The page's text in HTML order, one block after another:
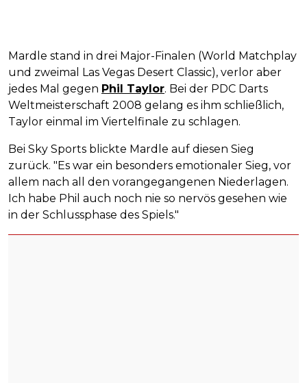
Mardle stand in drei Major-Finalen (World Matchplay
und zweimal Las Vegas Desert Classic), verlor aber
jedes Mal gegen Phil Taylor. Bei der PDC Darts
Weltmeisterschaft 2008 gelang es ihm schließlich,
Taylor einmal im Viertelfinale zu schlagen.
Bei Sky Sports blickte Mardle auf diesen Sieg
zurück. "Es war ein besonders emotionaler Sieg, vor
allem nach all den vorangegangenen Niederlagen.
Ich habe Phil auch noch nie so nervös gesehen wie
in der Schlussphase des Spiels."